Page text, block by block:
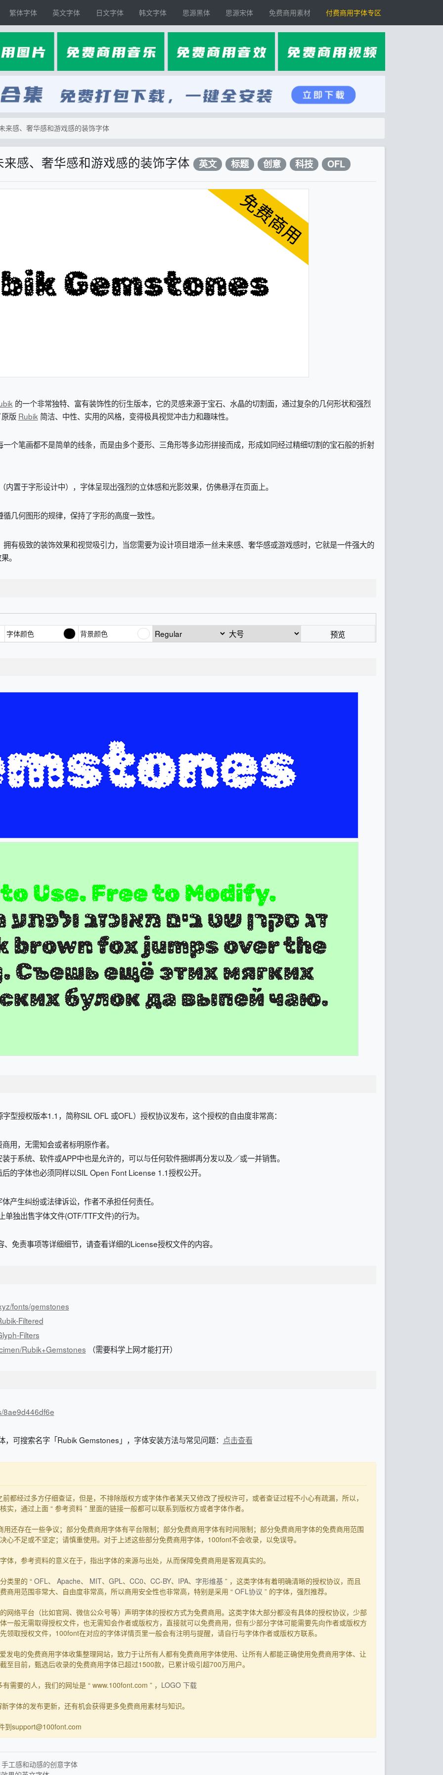
繁体字体 英文字体 日文字体 韩文字体 思源黑体 思源宋体 免费商用素材 付费商用字体专区
来感、奢华感和游戏感的装饰字体
感、奢华感和游戏感的装饰字体 英文 标题 创意 科技 OFL
的一个非常独特、富有装饰性的衍生版本，它的灵感来源于宝石、水晶的切割面，通过复杂的几何形状和强烈
版 Rubik 简洁、中性、实用的风格，变得极具视觉冲击力和趣味性。
个笔画都不是简单的线条，而是由多个菱形、三角形等多边形拼接而成，形成如同经过精细切割的宝石般的折射
内置于字形设计中），字体呈现出强烈的立体感和光影效果，仿佛悬浮在页面上。
几何图形的规律，保持了字形的高度一致性。
有极致的装饰效果和视觉吸引力，当您需要为设计项目增添一丝未来感、奢华感或游戏感时，它就是一件强大的
。
字体颜色 背景颜色 预览
型授权版本1.1，简称SIL OFL 或OFL）授权协议发布，这个授权的自由度非常高：
用，无需知会或者标明原作者。
于系统、软件或APP中也是允许的，可以与任何软件捆绑再分发以及／或一并销售。
的字体也必须同样以SIL Open Font License 1.1授权公开。
产生纠纷或法律诉讼，作者不承担任何责任。
独出售字体文件(OTF/TTF文件)的行为。
、免责事项等详细细节，请查看详细的License授权文件的内容。
fonts/gemstones
Filtered
Filters
Rubik+Gemstones （需要科学上网才能打开）
8ae9d446df6e
可搜索名字「Rubik Gemstones」，字体安装方法与常见问题： 点击查看
都经过多方仔细查证，但是，不排除版权方或字体作者某天又修改了授权许可，或者查证过程不小心有疏漏，所以，
，通过上面 “ 参考资料 ” 里面的链接一般都可以联系到版权方或者字体作者。
还存在一些争议；部分免费商用字体有平台限制；部分免费商用字体有时间限制；部分免费商用字体的免费商用范围
心不足或不坚定；请慎重使用。对于上述这些部分免费商用字体，100font不会收录，以免误导。
，参考资料的意义在于，指出字体的来源与出处，从而保障免费商用是客观真实的。
类里的 “ OFL、 Apache、 MIT、 GPL、 CC0、 CC-BY、 IPA、 字形维基 ” ，这类字体有着明确清晰的授权协议，而且
商用范围非常大、自由度非常高，所以商用安全性也非常高，特别是采用 “ OFL协议 ” 的字体，强烈推荐。
网络平台（比如官网、微信公众号等）声明字体的授权方式为免费商用。这类字体大部分都没有具体的授权协议，少部
一般无需取得授权文件，也无需知会作者或版权方，直接就可以免费商用，但有少部分字体可能需要先向作者或版权方
领取授权文件，100font在对应的字体详情页里一般会有注明与提醒，请自行与字体作者或版权方联系。
发电的免费商用字体收集整理网站，致力于让所有人都有免费商用字体使用、让所有人都能正确使用免费商用字体、让
至目前，甄选后收录的免费商用字体已超过1500款，已累计吸引超700万用户。
需要的人，我们的网址是 “ www.100font.com ” ， LOGO 下载
字体的发布更新，还有机会获得更多免费商用素材与知识。
到support@100font.com
工感和动感的创意字体